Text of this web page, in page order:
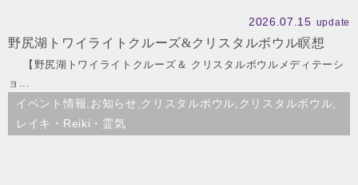
2026.07.15 update
野尻湖トワイライトクルーズ&クリスタルボウル瞑想
【野尻湖トワイライトクルーズ＆ クリスタルボウルメディテーシ
ョ...
イベント情報,お知らせ,クリスタルボウル,クリスタルボウル,
レイキ・Reiki・霊気